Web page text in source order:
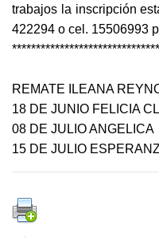
trabajos la inscripción
422294 o cel. 15506993
REMATE ILEANA
18 DE JUNIO FELICIA
08 DE JULIO ANGELICA
15 DE JULIO